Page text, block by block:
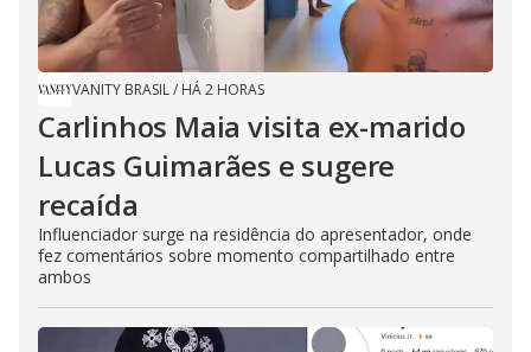
VANITY BRASIL/ HÁ 2 HORAS
Carlinhos Maia visita ex-marido
Lucas Guimarães e sugere
recaída
Influenciador surge na residência do apresentador, onde
fez comentários sobre momento compartilhado entre
ambos